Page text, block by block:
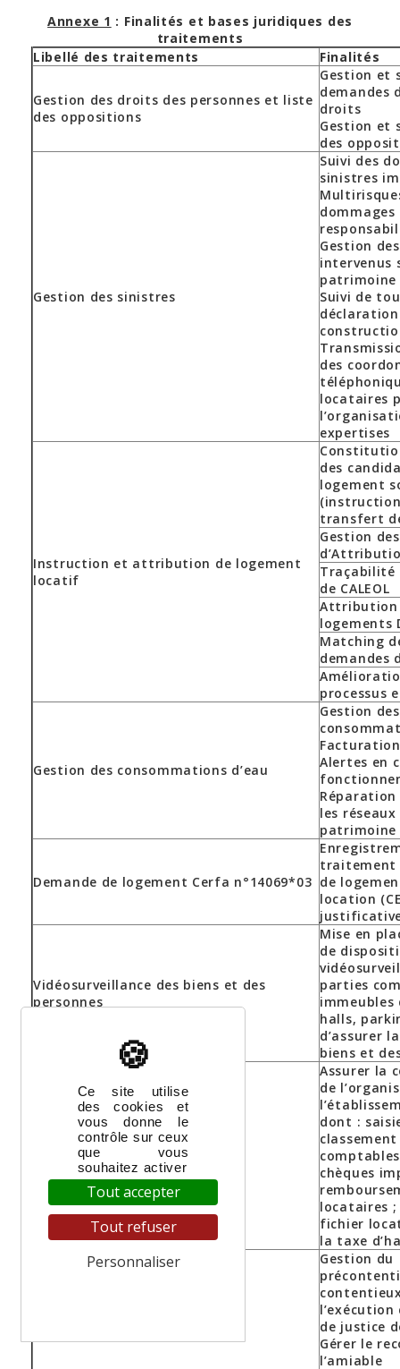
Ce site utilise
des cookies et
vous donne le
contrôle sur ceux
que vous
souhaitez activer
Tout accepter
Tout refuser
Personnaliser
Masquer le
Annexe 1 : Finalités et bases juridiques des
traitements
Libellé des traitements
Finalités
Gestion des droits des personnes et liste
des oppositions
Gestion et
demandes
droits
Gestion et
des
Gestion des sinistres
Suivi des
sinistres
Gestion
intervenus
patrimoine
Suivi de
des
locataires
expertises
Instruction et attribution de logement
locatif
des
logement
transfert
Gestion
Traçabilité
de CALEOL
Attribution
logements
Matching
demandes
processus
Gestion des consommations d’eau
Gestion des
Alertes en
les réseaux
patrimoine
Demande de logement Cerfa n°14069*03
traitement
de
location
Vidéosurveillance des biens et des
personnes
Mise en
de
parties
immeubles
halls,
d’assurer
biens et
Gestion de la comptabilité
Assurer la
de
dont :
chèques
locataires
fichier
la taxe
Gestion du
l’exécution
de justice
Gérer le
l’amiable